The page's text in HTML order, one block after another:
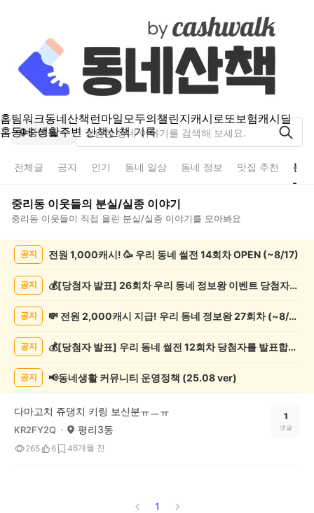
홈팀워크동네산책런마일모두의챌린지캐시로또보험캐시딜
홈동네 생활주변 산책산책 기록
중리동
전체글 공지 인기 동네 일상 동네 정보 맛집 추천 분
중리동 이웃들의 분실/실종 이야기
중리동 이웃들이 직접 올린 분실/실종 이야기를 모아봐요
록
공지 전원 1,000캐시! 🥳 우리 동네 썰전 14회차 OPEN (~8/17)
공지 💰[당첨자 발표] 26회차 우리 동네 정보왕 이벤트 당첨자를 발표합니다!
공지 💸 전원 2,000캐시 지급! 우리 동네 정보왕 27회차 (~8/10)
공지 💰[당첨자 발표] 우리 동네 썰전 12회차 당첨자를 발표합니다!
공지 📢동네생활 커뮤니티 운영정책 (25.08 ver)
다마고치 쥬댕치 키링 보신분ㅠㅡㅠ
KR2FY2Q 평리3동
265 6 46개월 전
1
댓글
1